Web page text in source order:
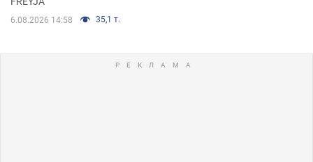
6.08.2026 14:58 35,1 т.